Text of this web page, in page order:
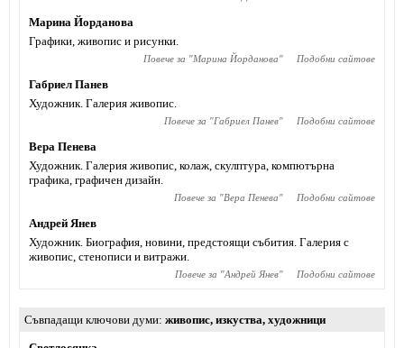
Марина Йорданова
Графики, живопис и рисунки.
Повече за "Марина Йорданова" Подобни сайтове
Габриел Панев
Художник. Галерия живопис.
Повече за "Габриел Панев" Подобни сайтове
Вера Пенева
Художник. Галерия живопис, колаж, скулптура, компютърна
графика, графичен дизайн.
Повече за "Вера Пенева" Подобни сайтове
Андрей Янев
Художник. Биография, новини, предстоящи събития. Галерия с
живопис, стенописи и витражи.
Повече за "Андрей Янев" Подобни сайтове
Съвпадащи ключови думи живопис, изкуства, художници